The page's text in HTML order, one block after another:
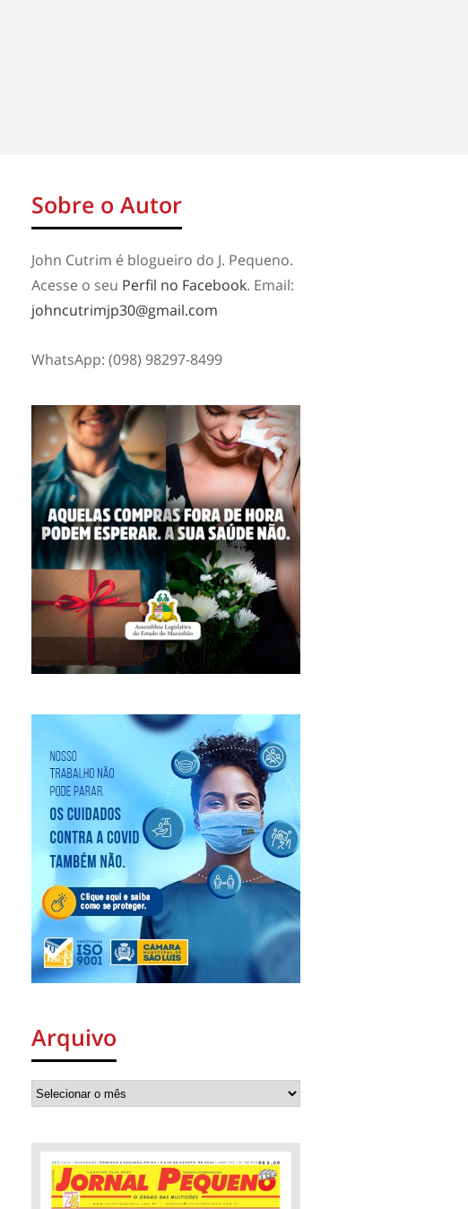
Sobre o Autor
John Cutrim é blogueiro do J. Pequeno.
Acesse o seu Perfil no Facebook. Email:
johncutrimjp30@gmail.com
WhatsApp: (098) 98297-8499
Arquivo